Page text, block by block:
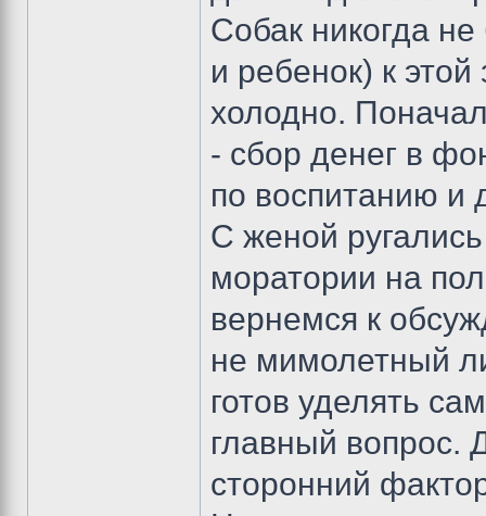
Собак никогда
и ребенок) к этой
холодно.
- сбор денег в
по воспитанию и
С женой
моратории на
вернемся к
не мимолетный
готов уделять
главный вопрос.
сторонний